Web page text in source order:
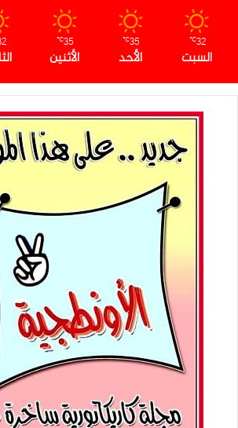
32
℃
السبت
35
℃
الأحد
35
℃
الأثنين